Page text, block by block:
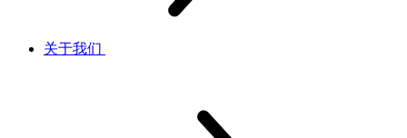
关于我们